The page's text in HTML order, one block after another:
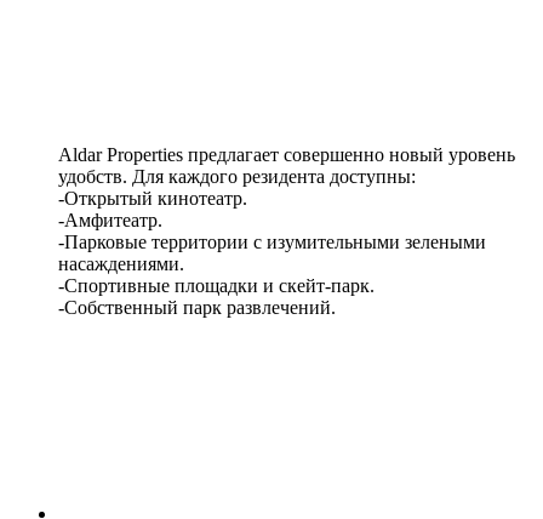
Aldar Properties предлагает совершенно новый уровень
удобств. Для каждого резидента доступны:
-Открытый кинотеатр.
-Амфитеатр.
-Парковые территории с изумительными зелеными
насаждениями.
-Спортивные площадки и скейт-парк.
-Собственный парк развлечений.